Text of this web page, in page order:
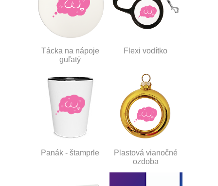
Tácka na nápoje
guľatý
Flexi vodítko
Panák - štamprle
Plastová vianočné
ozdoba